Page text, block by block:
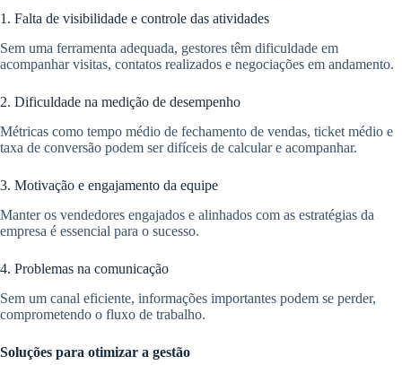
1. Falta de visibilidade e controle das atividades
Sem uma ferramenta adequada, gestores têm dificuldade em
acompanhar visitas, contatos realizados e negociações em andamento.
2. Dificuldade na medição de desempenho
Métricas como tempo médio de fechamento de vendas, ticket médio e
taxa de conversão podem ser difíceis de calcular e acompanhar.
3. Motivação e engajamento da equipe
Manter os vendedores engajados e alinhados com as estratégias da
empresa é essencial para o sucesso.
4. Problemas na comunicação
Sem um canal eficiente, informações importantes podem se perder,
comprometendo o fluxo de trabalho.
Soluções para otimizar a gestão